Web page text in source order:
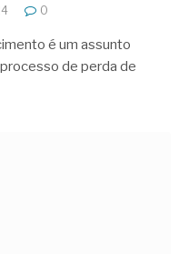
0
é um assunto
de perda de